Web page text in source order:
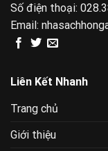
Số điện thoại:
Email:
Liên Kết Nhanh
Trang chủ
Giới thiệu